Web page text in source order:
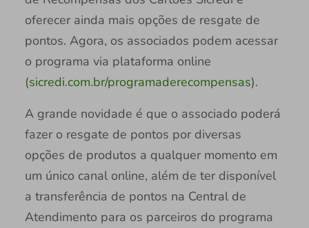
oferecer ainda mais opções de resgate de
pontos. Agora, os associados podem acessar
o programa via plataforma online
(sicredi.com.br/programaderecompensas).
A grande novidade é que o associado poderá
fazer o resgate de pontos por diversas
opções de produtos a qualquer momento em
um único canal online, além de ter disponível
a transferência de pontos na Central de
Atendimento para os parceiros do programa